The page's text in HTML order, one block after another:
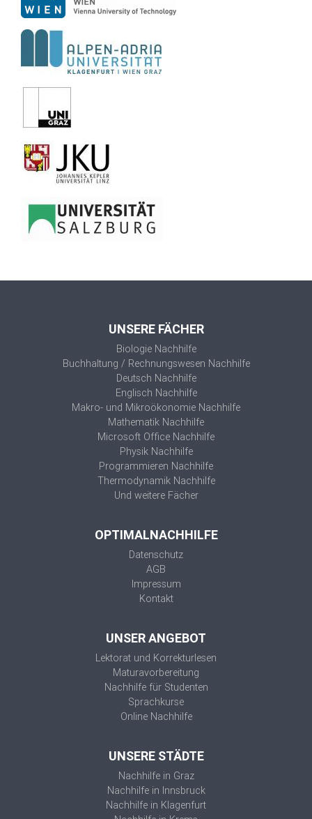
UNSERE FÄCHER
Biologie Nachhilfe
Buchhaltung / Rechnungswesen Nachhilfe
Deutsch Nachhilfe
Englisch Nachhilfe
Makro- und Mikroökonomie Nachhilfe
Mathematik Nachhilfe
Microsoft Office Nachhilfe
Physik Nachhilfe
Programmieren Nachhilfe
Thermodynamik Nachhilfe
Und weitere Fächer
OPTIMALNACHHILFE
Datenschutz
AGB
Impressum
Kontakt
UNSER ANGEBOT
Lektorat und Korrekturlesen
Maturavorbereitung
Nachhilfe für Studenten
Sprachkurse
Online Nachhilfe
UNSERE STÄDTE
Nachhilfe in Graz
Nachhilfe in Innsbruck
Nachhilfe in Klagenfurt